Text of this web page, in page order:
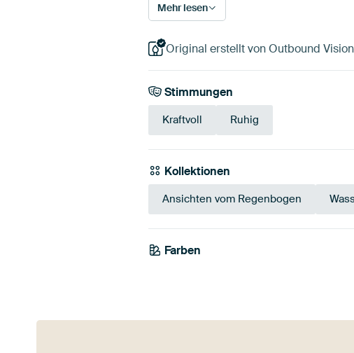
Mehr lesen
Original erstellt von Outbound
Stimmungen
Kraftvoll Ruhig
Kollektionen
Ansichten vom Regenbogen
Farben
Grau